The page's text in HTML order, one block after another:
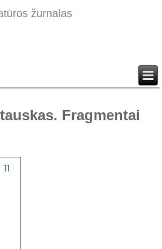
žurnalas
Fragmentai